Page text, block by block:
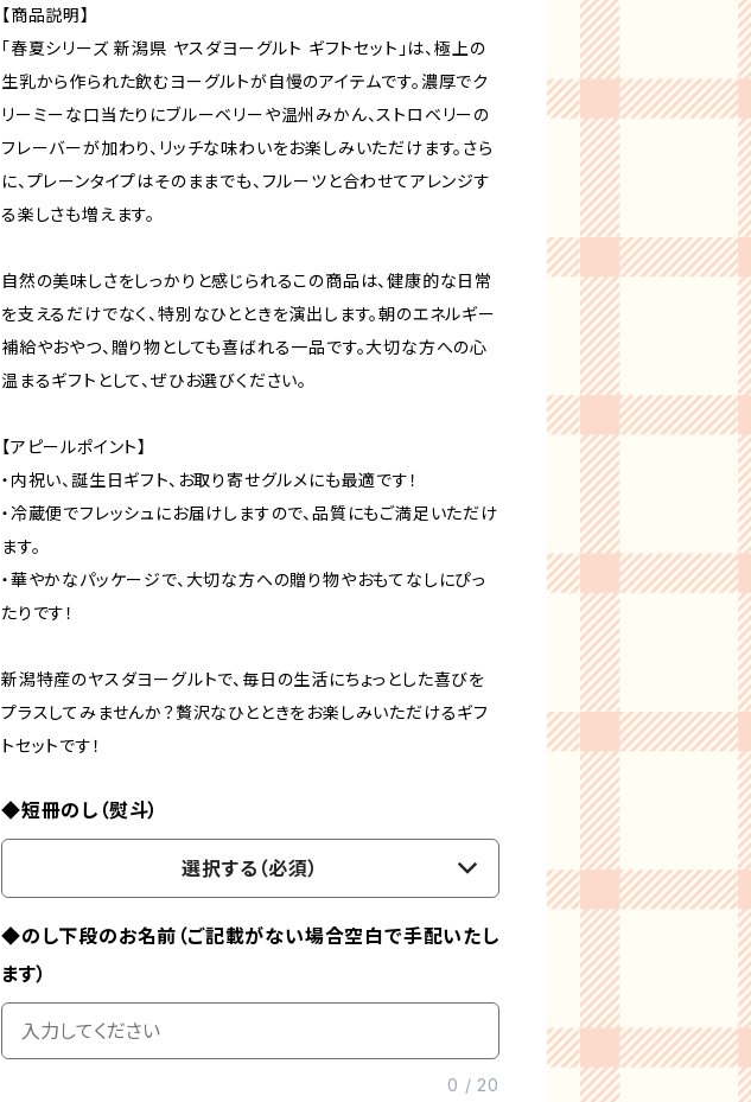
【商品説明】
「春夏シリーズ 新潟県 ヤスダヨーグルト ギフトセット」は、極上の
生乳から作られた飲むヨーグルトが自慢のアイテムです。濃厚でク
リーミーな口当たりにブルーベリーや温州みかん、ストロベリーの
フレーバーが加わり、リッチな味わいをお楽しみいただけます。さら
に、プレーンタイプはそのままでも、フルーツと合わせてアレンジす
る楽しさも増えます。
自然の美味しさをしっかりと感じられるこの商品は、健康的な日常
を支えるだけでなく、特別なひとときを演出します。朝のエネルギー
補給やおやつ、贈り物としても喜ばれる一品です。大切な方への心
温まるギフトとして、ぜひお選びください。
【アピールポイント】
・内祝い、誕生日ギフト、お取り寄せグルメにも最適です！
・冷蔵便でフレッシュにお届けしますので、品質にもご満足いただけ
ます。
・華やかなパッケージで、大切な方への贈り物やおもてなしにぴっ
たりです！
新潟特産のヤスダヨーグルトで、毎日の生活にちょっとした喜びを
プラスしてみませんか？贅沢なひとときをお楽しみいただけるギフ
トセットです！
◆短冊のし（熨斗）
選択する（必須）
◆のし下段のお名前（ご記載がない場合空白で手配いたし
ます）
0 / 20